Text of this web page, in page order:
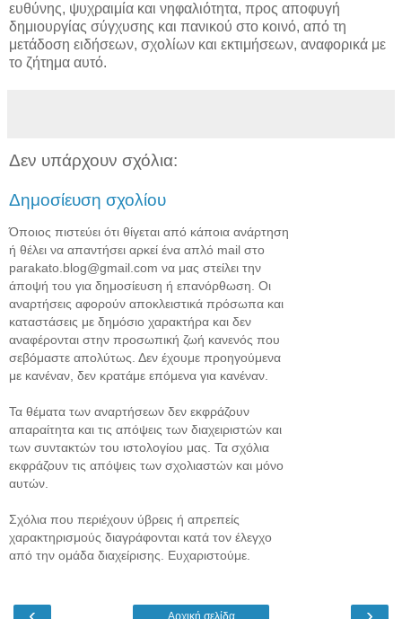
ευθύνης, ψυχραιμία και νηφαλιότητα, προς αποφυγή
δημιουργίας σύγχυσης και πανικού στο κοινό, από τη
μετάδοση ειδήσεων, σχολίων και εκτιμήσεων, αναφορικά με
το ζήτημα αυτό.
Δεν υπάρχουν σχόλια:
Δημοσίευση σχολίου
Όποιος πιστεύει ότι θίγεται από κάποια ανάρτηση
ή θέλει να απαντήσει αρκεί ένα απλό mail στο
parakato.blog@gmail.com να μας στείλει την
άποψή του για δημοσίευση ή επανόρθωση. Οι
αναρτήσεις αφορούν αποκλειστικά πρόσωπα και
καταστάσεις με δημόσιο χαρακτήρα και δεν
αναφέρονται στην προσωπική ζωή κανενός που
σεβόμαστε απολύτως. Δεν έχουμε προηγούμενα
με κανέναν, δεν κρατάμε επόμενα για κανέναν.
Τα θέματα των αναρτήσεων δεν εκφράζουν
απαραίτητα και τις απόψεις των διαχειριστών και
των συντακτών του ιστολογίου μας. Τα σχόλια
εκφράζουν τις απόψεις των σχολιαστών και μόνο
αυτών.
Σχόλια που περιέχουν ύβρεις ή απρεπείς
χαρακτηρισμούς διαγράφονται κατά τον έλεγχο
από την ομάδα διαχείρισης. Ευχαριστούμε.
Αρχική σελίδα